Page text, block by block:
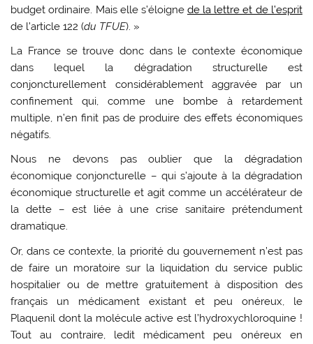
budget ordinaire. Mais elle s’éloigne de la lettre et de l’esprit
de l’article 122 (du TFUE). »
La France se trouve donc dans le contexte économique
dans lequel la dégradation structurelle est
conjoncturellement considérablement aggravée par un
confinement qui, comme une bombe à retardement
multiple, n’en finit pas de produire des effets économiques
négatifs.
Nous ne devons pas oublier que la dégradation
économique conjoncturelle – qui s’ajoute à la dégradation
économique structurelle et agit comme un accélérateur de
la dette – est liée à une crise sanitaire prétendument
dramatique.
Or, dans ce contexte, la priorité du gouvernement n’est pas
de faire un moratoire sur la liquidation du service public
hospitalier ou de mettre gratuitement à disposition des
français un médicament existant et peu onéreux, le
Plaquenil dont la molécule active est l’hydroxychloroquine !
Tout au contraire, ledit médicament peu onéreux en